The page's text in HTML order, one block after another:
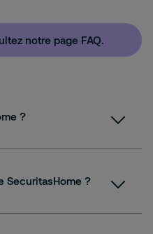
notre page FAQ.
?
SecuritasHome ?